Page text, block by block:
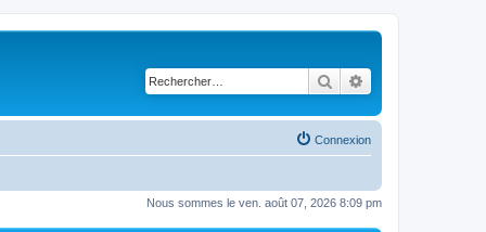
Rechercher
Connexion
Nous sommes le ven. août 07, 2026 8:09 pm